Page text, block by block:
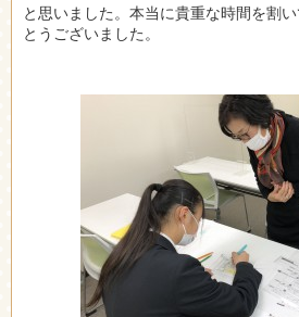
と思いました。本当に貴重な時間を割
とうございました。